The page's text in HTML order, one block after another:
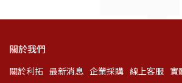
關於我們
關於利拓 最新消息 企業採購 線上客服 實